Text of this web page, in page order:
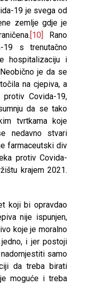
19 je svega od
zemlje gdje je
[10]
Rano
19 s trenutačno
hospitalizaciju i
Neobično je da se
na cjepiva, a
Covida-19,
da se tako
tvrtkama koje
nedavno stvari
farmaceutski div
protiv Covida-
krajem 2021.
koji bi opravdao
nije ispunjen,
koje je moralno
i jer postoji
samo
da treba birati
moguće i treba